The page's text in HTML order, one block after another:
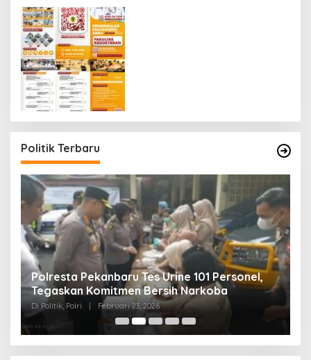
Politik Terbaru
Polresta Pekanbaru Tes Urine 101 Personel,
Tegaskan Komitmen Bersih Narkoba
Di Politik, Polri | Februari 23, 2026